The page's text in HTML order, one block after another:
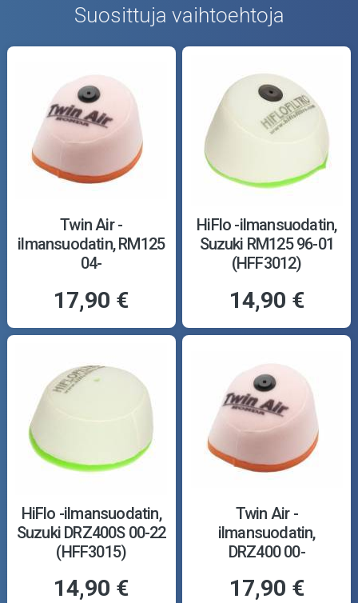
Suosittuja vaihtoehtoja
Twin Air -
ilmansuodatin, RM125
04-
17,90 €
HiFlo -ilmansuodatin,
Suzuki RM125 96-01
(HFF3012)
14,90 €
HiFlo -ilmansuodatin,
Suzuki DRZ400S 00-22
(HFF3015)
14,90 €
Twin Air -
ilmansuodatin,
DRZ400 00-
17,90 €